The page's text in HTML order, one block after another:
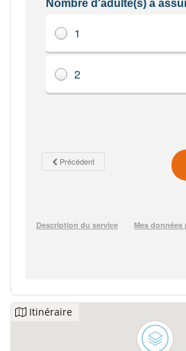
Itinéraire